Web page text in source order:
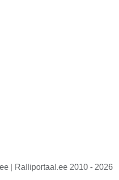
| Ralliportaal.ee 2010 - 2026